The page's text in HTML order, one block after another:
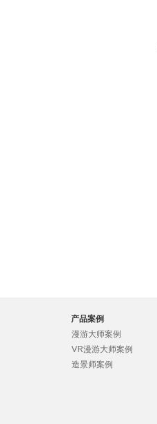
产品案例
漫游大师案例
VR漫游大师案例
造景师案例